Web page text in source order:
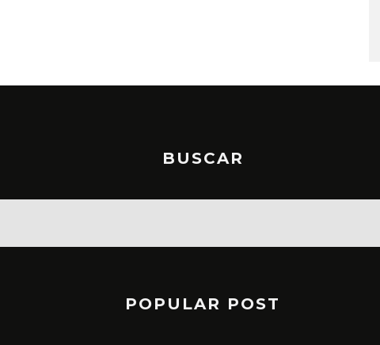
BUSCAR
POPULAR POST